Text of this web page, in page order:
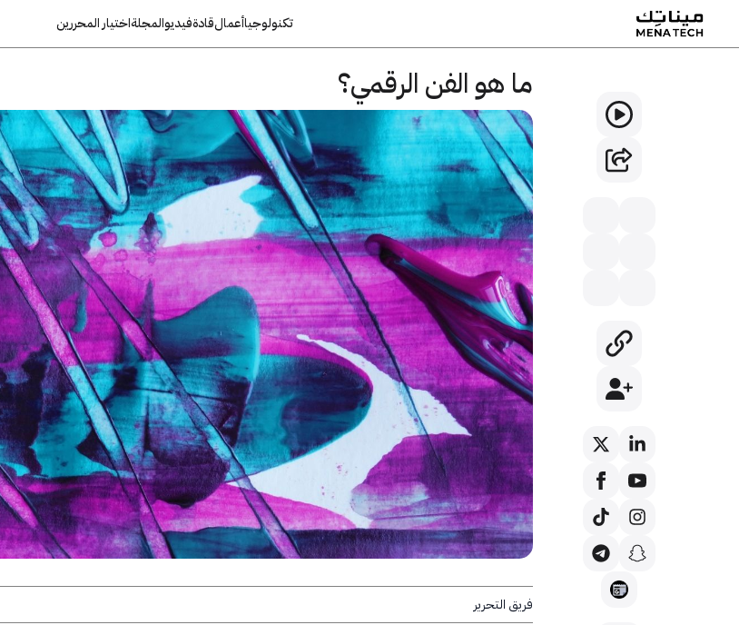
تكنولوجياأعمالقادةفيديوالمجلةاختيار المحررين
ما هو الفن الرقمي؟
فريق التحرير